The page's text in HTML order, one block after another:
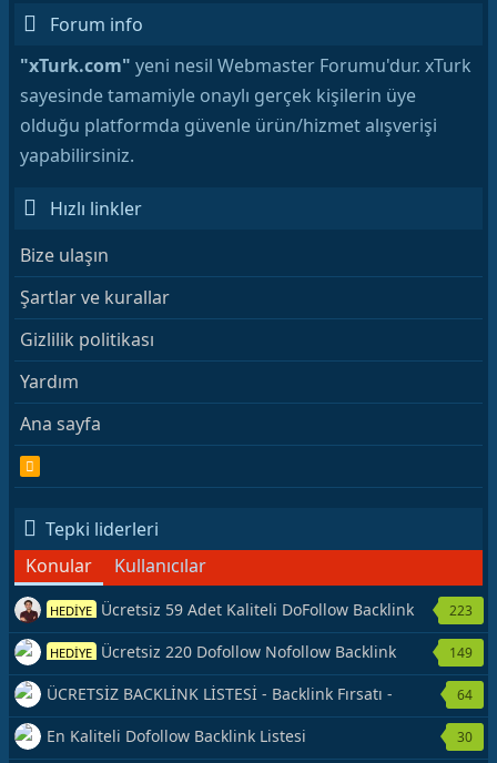
Forum info
"xTurk.com" yeni nesil Webmaster Forumu'dur. xTurk
sayesinde tamamiyle onaylı gerçek kişilerin üye
olduğu platformda güvenle ürün/hizmet alışverişi
yapabilirsiniz.
Hızlı linkler
Bize ulaşın
Şartlar ve kurallar
Gizlilik politikası
Yardım
Ana sayfa
S
Tepki liderleri
Konular
Kullanıcılar
HEDİYE Ücretsiz 59 Adet Kaliteli DoFollow Backlink
Kaynağı Veriyorum.
223
HEDİYE Ücretsiz 220 Dofollow Nofollow Backlink
Veriyorum
149
ÜCRETSİZ BACKLİNK LİSTESİ - Backlink Fırsatı -
Hemen Yetiş!
64
En Kaliteli Dofollow Backlink Listesi 30